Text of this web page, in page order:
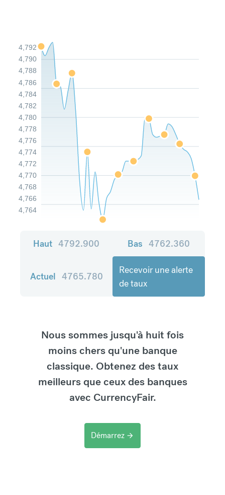
4,764
4,766
4,768
4,770
4,772
4,774
4,776
4,778
4,780
4,782
4,784
4,786
4,788
4,790
4,792
Haut 4792.900 Bas 4762.360
Actuel 4765.780
Recevoir une alerte
de taux
Nous sommes jusqu'à huit fois
moins chers qu'une banque
classique. Obtenez des taux
meilleurs que ceux des banques
avec CurrencyFair.
Démarrez arrow_forward